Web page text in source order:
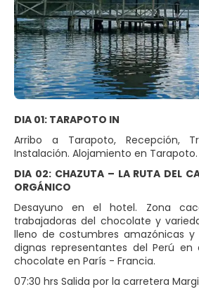
DIA 01: TARAPOTO IN
Arribo a Tarapoto, Recepción,
Instalación. Alojamiento en Tarapoto.
DIA 02: CHAZUTA – LA RUTA DEL
ORGÁNICO
Desayuno en el hotel. Zona
trabajadoras del chocolate y
lleno de costumbres amazónicas y
dignas representantes del Perú
chocolate en París - Francia.
07:30 hrs Salida por la carretera